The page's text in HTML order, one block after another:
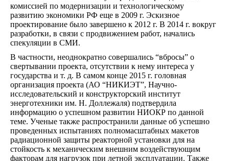
комиссией по модернизации и технологическому
развитию экономики РФ еще в 2009 г. Эскизное
проектирование было завершено к 2012 г. В 2014 г. вокруг
разработки, в связи с продвижением работ, начались
спекуляции в СМИ.
В частности, неоднократно совершались “вбросы” о
свертывании проекта, отсутствии к нему интереса у
государства и т. д. В самом конце 2015 г. головная
организация проекта (АО “НИКИЭТ”, Научно-
исследовательский и конструкторский институт
энерготехники им. Н. Доллежаля) подтвердила
информацию о успешном развитии НИОКР по данной
теме. Ученые также распространили данные об успешно
проведенных испытаниях полномасштабных макетов
радиационной защиты реакторной установки для на
стойкость к механическим внешним воздействующим
факторам для нагрузок при летной эксплуатации. Также